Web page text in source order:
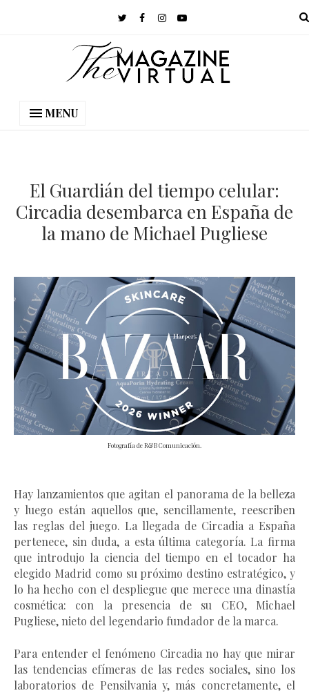
MENU
El Guardián del tiempo celular:
Circadia desembarca en España de
la mano de Michael Pugliese
Fotografía de R&B Comunicación.
Hay lanzamientos que agitan el panorama de la belleza
y luego están aquellos que, sencillamente, reescriben
las reglas del juego. La llegada de Circadia a España
pertenece, sin duda, a esta última categoría. La firma
que introdujo la ciencia del tiempo en el tocador ha
elegido Madrid como su próximo destino estratégico, y
lo ha hecho con el despliegue que merece una dinastía
cosmética: con la presencia de su CEO, Michael
Pugliese, nieto del legendario fundador de la marca.
Para entender el fenómeno Circadia no hay que mirar
las tendencias efímeras de las redes sociales, sino los
laboratorios de Pensilvania y, más concretamente, el